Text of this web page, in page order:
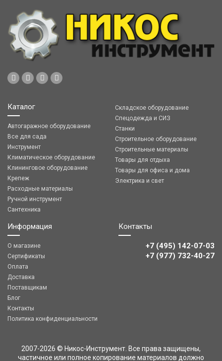
Каталог
Автогаражное оборудование
Все для сада
Инструмент
Климатическое оборудование
Клининговое оборудование
Крепеж
Расходные материалы
Ручной инструмент
Сантехника
Складское оборудование
Спецодежда и СИЗ
Станки
Строительное оборудование
Строительные материалы
Товары для отдыха
Товары для офиса и дома
Электрика и свет
Информация
О магазине
Сертификаты
Оплата
Доставка
Поставщикам
Блог
Контакты
Политика конфиденциальности
Контакты
+7 (495) 142-07-03
‎‎+7 (977) 732-40-27
2007-2026 © Никос-Инструмент. Все права защищены,
частичное или полное копирование материалов должно